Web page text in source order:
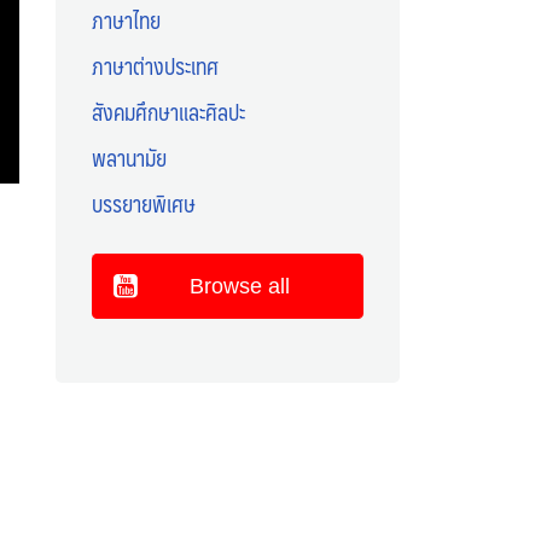
ภาษาไทย
ภาษาต่างประเทศ
สังคมศึกษาและศิลปะ
พลานามัย
บรรยายพิเศษ
Browse all